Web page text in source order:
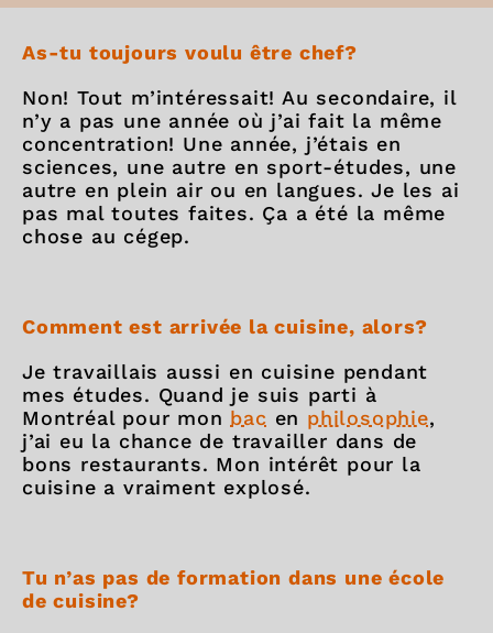
As-tu toujours voulu être chef?
Non! Tout m’intéressait! Au secondaire, il
n’y a pas une année où j’ai fait la même
concentration! Une année, j’étais en
sciences, une autre en sport-études, une
autre en plein air ou en langues. Je les ai
pas mal toutes faites. Ça a été la même
chose au cégep.
Comment est arrivée la cuisine, alors?
Je travaillais aussi en cuisine pendant
mes études. Quand je suis parti à
Montréal pour mon bac en philosophie,
j’ai eu la chance de travailler dans de
bons restaurants. Mon intérêt pour la
cuisine a vraiment explosé.
Tu n’as pas de formation dans une école
de cuisine?